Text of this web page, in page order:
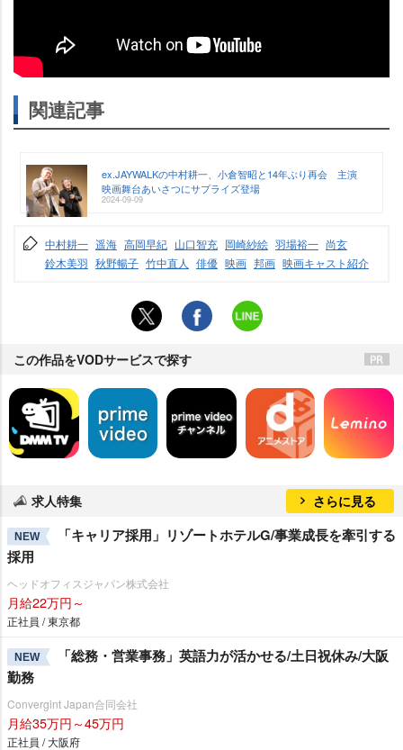
関連記事
ex.JAYWALKの中村耕一、小倉智昭と14年ぶり再会 主演
映画舞台あいさつにサプライズ登場
2024-09-09
中村耕一 遥海 高岡早紀 山口智充 岡崎紗絵 羽場裕一 尚玄
鈴木美羽 秋野暢子 竹中直人 俳優 映画 邦画 映画キャスト紹介
この作品をVODサービスで探す
求人特集 さらに見る
NEW
「キャリア採用」リゾートホテルG/事業成長を牽引する
採用
ヘッドオフィスジャパン株式会社
月給22万円～
正社員 / 東京都
NEW
「総務・営業事務」英語力が活かせる/土日祝休み/大阪
勤務
Convergint Japan合同会社
月給35万円～45万円
正社員 / 大阪府